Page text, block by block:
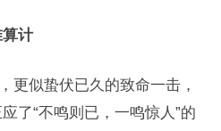
计
更似蛰伏已久的致命一击，
了“不鸣则已，一鸣惊人”的